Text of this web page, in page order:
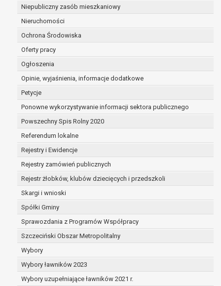
Niepubliczny zasób mieszkaniowy
Nieruchomości
Ochrona Środowiska
Oferty pracy
Ogłoszenia
Opinie, wyjaśnienia, informacje dodatkowe
Petycje
Ponowne wykorzystywanie informacji sektora publicznego
Powszechny Spis Rolny 2020
Referendum lokalne
Rejestry i Ewidencje
Rejestry zamówień publicznych
Rejestr żłobków, klubów dziecięcych i przedszkoli
Skargi i wnioski
Spółki Gminy
Sprawozdania z Programów Współpracy
Szczeciński Obszar Metropolitalny
Wybory
Wybory ławników 2023
Wybory uzupełniające ławników 2021 r.
niezbędność przetwarzania do wykonania
interesie publicznym lub w ramach
powierzonej administratorowi bądź
niezbędność przetwarzania do celów
Z przyczyn związanych z Pani/Pana szczególną
sprzeciwu, administrator nie może już
że wykaże on istnienie ważnych prawnie
dotyczą, lub podstaw do ustalenia, dochodzenia
W przypadku gdy przetwarzanie danych osobowych
osoby na przetwarzanie danych osobowych (art. 6 ust. 1
Pani/Panu prawo do cofnięcia tej zgody w dowolnym
wpływu na zgodność przetwarzania, którego dokonano
cofnięciem.
Przysługuje Pani/Panu prawo wniesienia skargi do
prawem przetwarzanie Pani/Pana danych osobowych
Organem właściwym do wniesienia skargi jest Prezes
Osobowych.
W zależności od sfery, w której przetwarzane są dane
osobowych jest dobrowolne albo jest wymogiem
Pani/Pana dane nie będą poddawane
tym również profilowaniu.